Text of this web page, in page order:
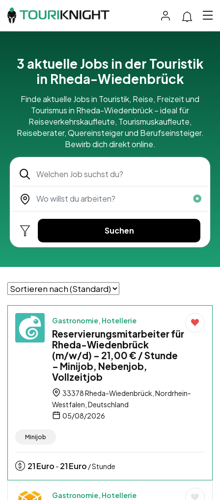
3 aktuelle Jobs in der Touristik
in Rheda-Wiedenbrück
Finde aktuelle Jobs in Touristik, Reise, Freizeit und
Tourismus in Rheda-Wiedenbrück – ideal für
Reiseverkehrskaufleute, Tourismuskaufleute,
Reiseberater, Quereinsteiger und Berufseinsteiger.
Bewirb dich direkt online.
Suchen
Gastronomie, Hotellerie
Reservierungsmitarbeiter für
Rheda-Wiedenbrück
(m/w/d) – 21,00 € / Stunde
– Minijob, Nebenjob,
Vollzeitjob
33378 Rheda-Wiedenbrück, Nordrhein-
Westfalen, Deutschland
05/08/2026
Minijob
21Euro - 21Euro / Stunde
Gastronomie, Hotellerie